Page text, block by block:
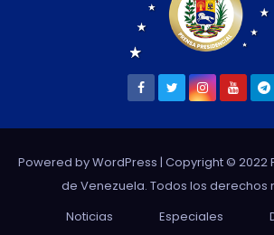
Powered by WordPress | Copyright © 2022
de Venezuela. Todos los derechos
Noticias
Especiales